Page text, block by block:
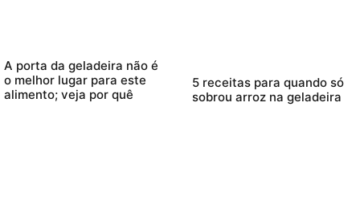
A porta da geladeira não é
o melhor lugar para este
alimento; veja por quê
5 receitas para quando só
sobrou arroz na geladeira